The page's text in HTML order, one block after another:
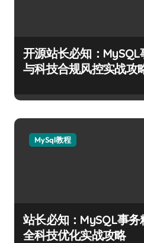
开源站长必知：MySQL
与科技合规风控实战攻
MySql教程
站长必知：MySQL事务
全科技优化实战攻略